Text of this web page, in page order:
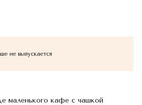
не выпускается
маленького кафе с чашкой